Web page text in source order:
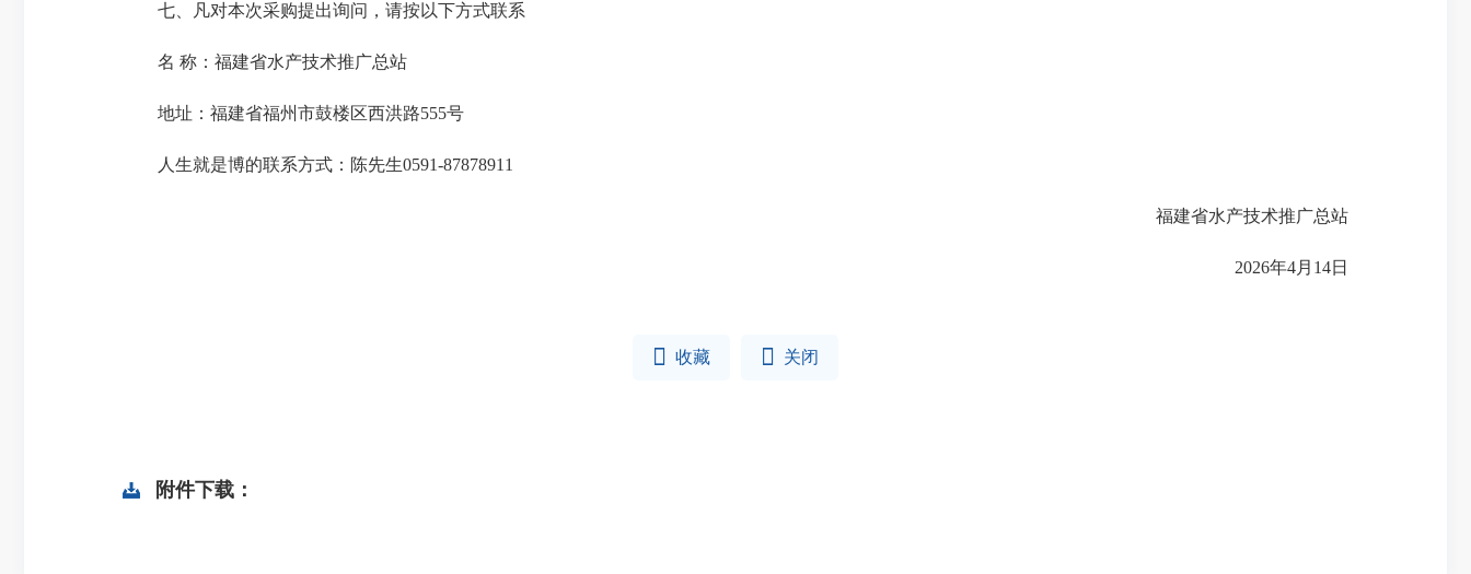
七、凡对本次采购提出询问，请按以下方式联系
名 称：福建省水产技术推广总站
地址：福建省福州市鼓楼区西洪路555号
人生就是博的联系方式：陈先生0591-87878911
福建省水产技术推广总站
2026年4月14日
 收藏  关闭
附件下载：